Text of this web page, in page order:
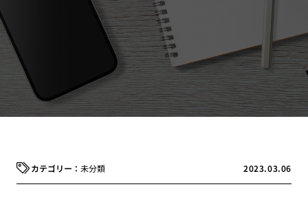
2023.03.06
未分類